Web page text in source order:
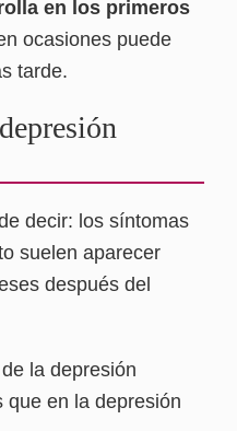
en los primeros
ocasiones puede
tarde.
decir: los síntomas
suelen aparecer
después del
la depresión
que en la depresión